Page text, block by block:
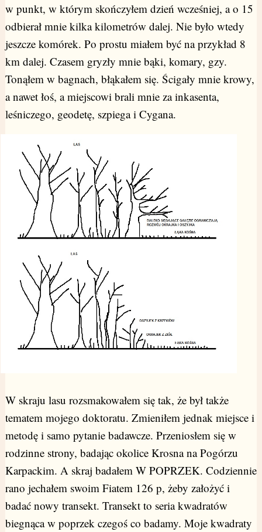
w punkt, w którym skończyłem dzień wcześniej, a o 15
odbierał mnie kilka kilometrów dalej. Nie było wtedy
jeszcze komórek. Po prostu miałem być na przykład 8
km dalej. Czasem gryzły mnie bąki, komary, gzy.
Tonąłem w bagnach, błąkałem się. Ścigały mnie krowy,
a nawet łoś, a miejscowi brali mnie za inkasenta,
leśniczego, geodetę, szpiega i Cygana.
W skraju lasu rozsmakowałem się tak, że był także
tematem mojego doktoratu. Zmieniłem jednak miejsce i
metodę i samo pytanie badawcze. Przeniosłem się w
rodzinne strony, badając okolice Krosna na Pogórzu
Karpackim. A skraj badałem W POPRZEK. Codziennie
rano jechałem swoim Fiatem 126 p, żeby założyć i
badać nowy transekt. Transekt to seria kwadratów
biegnąca w poprzek czegoś co badamy. Moje kwadraty